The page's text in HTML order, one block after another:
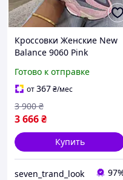
Кроссовки Женские New
Balance 9060 Pink
Готово к отправке
от367₴/мес
3 666₴
3 900 ₴
Купить
seven_trand_look